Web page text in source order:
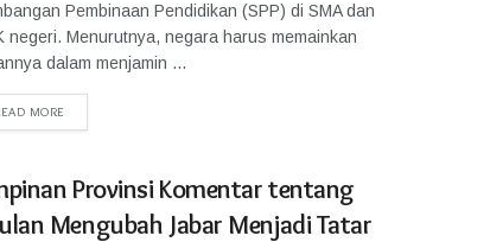
Pembinaan Pendidikan (SPP) di SMA dan
negeri. Menurutnya, negara harus memainkan
dalam menjamin ...
MORE
Provinsi Komentar tentang
Mengubah Jabar Menjadi Tatar